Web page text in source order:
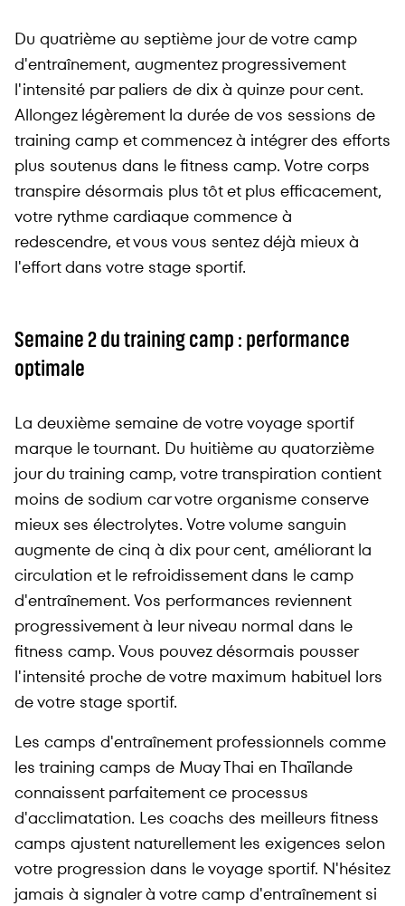
Du quatrième au septième jour de votre camp
d'entraînement, augmentez progressivement
l'intensité par paliers de dix à quinze pour cent.
Allongez légèrement la durée de vos sessions de
training camp et commencez à intégrer des efforts
plus soutenus dans le fitness camp. Votre corps
transpire désormais plus tôt et plus efficacement,
votre rythme cardiaque commence à
redescendre, et vous vous sentez déjà mieux à
l'effort dans votre stage sportif.
Semaine 2 du training camp : performance
optimale
La deuxième semaine de votre voyage sportif
marque le tournant. Du huitième au quatorzième
jour du training camp, votre transpiration contient
moins de sodium car votre organisme conserve
mieux ses électrolytes. Votre volume sanguin
augmente de cinq à dix pour cent, améliorant la
circulation et le refroidissement dans le camp
d'entraînement. Vos performances reviennent
progressivement à leur niveau normal dans le
fitness camp. Vous pouvez désormais pousser
l'intensité proche de votre maximum habituel lors
de votre stage sportif.
Les camps d'entraînement professionnels comme
les training camps de Muay Thai en Thaïlande
connaissent parfaitement ce processus
d'acclimatation. Les coachs des meilleurs fitness
camps ajustent naturellement les exigences selon
votre progression dans le voyage sportif. N'hésitez
jamais à signaler à votre camp d'entraînement si